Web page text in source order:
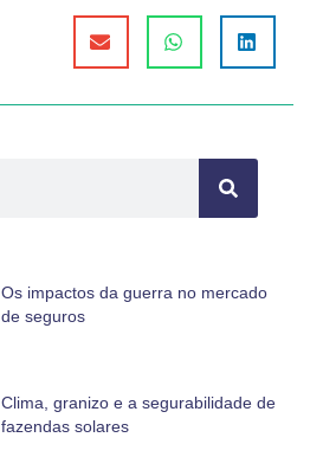
Os impactos da guerra no mercado
de seguros
Clima, granizo e a segurabilidade de
fazendas solares